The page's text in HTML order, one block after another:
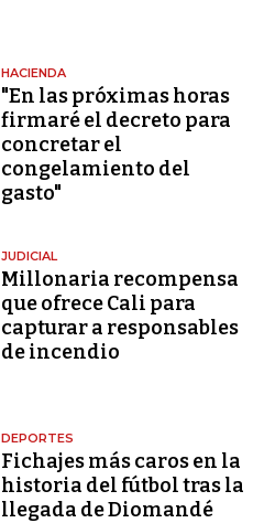
HACIENDA
"En las próximas horas
firmaré el decreto para
concretar el
congelamiento del
gasto"
JUDICIAL
Millonaria recompensa
que ofrece Cali para
capturar a responsables
de incendio
DEPORTES
Fichajes más caros en la
historia del fútbol tras la
llegada de Diomandé